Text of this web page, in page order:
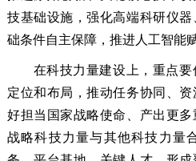
技基础设施，强化高端科研仪
础条件自主保障，推进人工智能
在科技力量建设上，重点要
定位和布局，推动任务协同、
好担当国家战略使命、产出更
战略科技力量与其他科技力量